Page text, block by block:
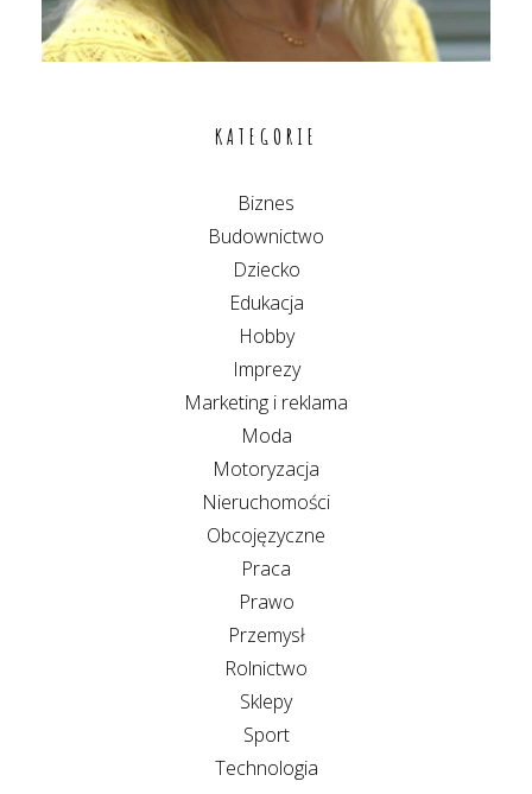
KATEGORIE
Biznes
Budownictwo
Dziecko
Edukacja
Hobby
Imprezy
Marketing i reklama
Moda
Motoryzacja
Nieruchomości
Obcojęzyczne
Praca
Prawo
Przemysł
Rolnictwo
Sklepy
Sport
Technologia